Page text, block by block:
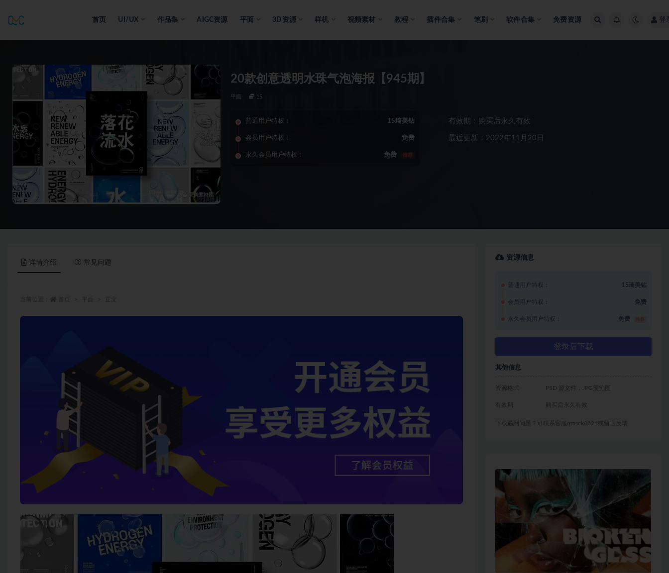
首页 UI/UX 作品集 AIGC资源 平面 3D资源 样机 视频素材 教程 插件合集 笔刷 软件合集 免费资源 登
20款创意透明水珠气泡海报【945期】
平面 15
普通用户特权： 15琦美钻
会员用户特权： 免费
永久会员用户特权： 免费 推荐
有效期：购买后永久有效
最近更新：2022年11月20日
详情介绍 常见问题
资源信息
普通用户特权： 15琦美钻
会员用户特权： 免费
永久会员用户特权： 免费
登录后下载
其他信息
资源格式 PSD 源文件，JPG预览图
有效期 购买后永久有效
下载遇到问题？可联系客服qmsck0824或留言反馈